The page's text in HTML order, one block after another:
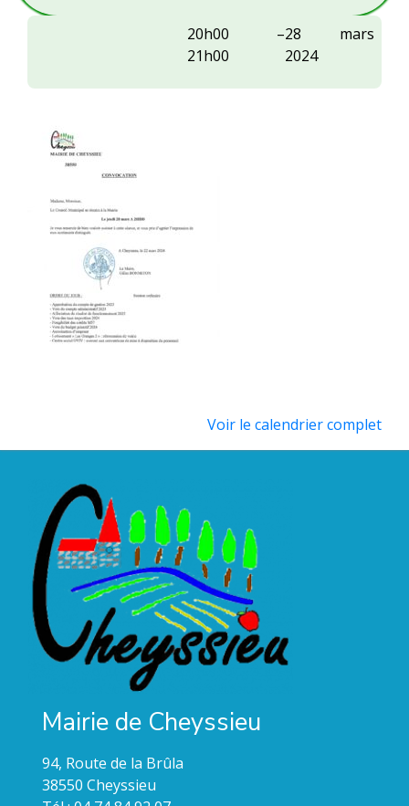
Conseil
20h00
–
21h00
28 mars
2024
Voir le calendrier complet
Mairie de Cheyssieu
94, Route de la Brûla
38550 Cheyssieu